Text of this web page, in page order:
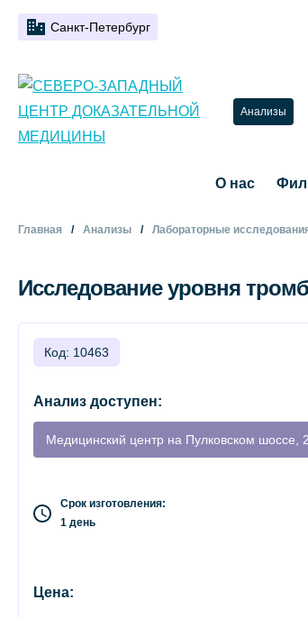
Санкт-Петербург
Анализы
О нас
Главная Анализы Лабораторные
Исследование уровня
Код: 10463
Анализ доступен:
Медицинский центр на Пулковском шоссе,
Срок изготовления:
1 день
Цена: